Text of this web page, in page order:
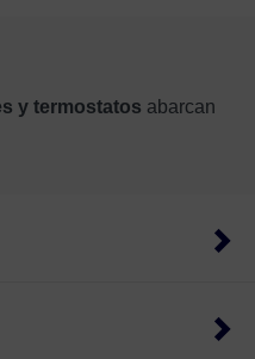
y termostatos abarcan